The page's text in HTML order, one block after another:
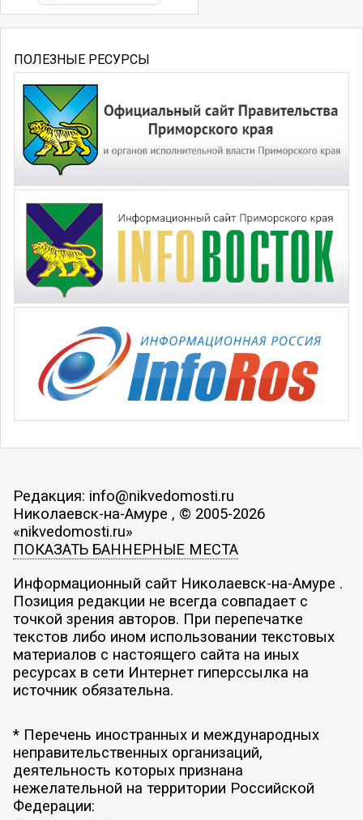
ПОЛЕЗНЫЕ РЕСУРСЫ
Редакция: info@nikvedomosti.ru
Николаевск-на-Амуре , © 2005-2026
«nikvedomosti.ru»
ПОКАЗАТЬ БАННЕРНЫЕ МЕСТА
Информационный сайт Николаевск-на-Амуре .
Позиция редакции не всегда совпадает с
точкой зрения авторов. При перепечатке
текстов либо ином использовании текстовых
материалов с настоящего сайта на иных
ресурсах в сети Интернет гиперссылка на
источник обязательна.
* Перечень иностранных и международных
неправительственных организаций,
деятельность которых признана
нежелательной на территории Российской
Федерации: